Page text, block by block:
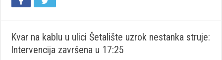
Kvar na kablu u ulici Šetalište uzrok nestanka struje:
Intervencija završena u 17:25